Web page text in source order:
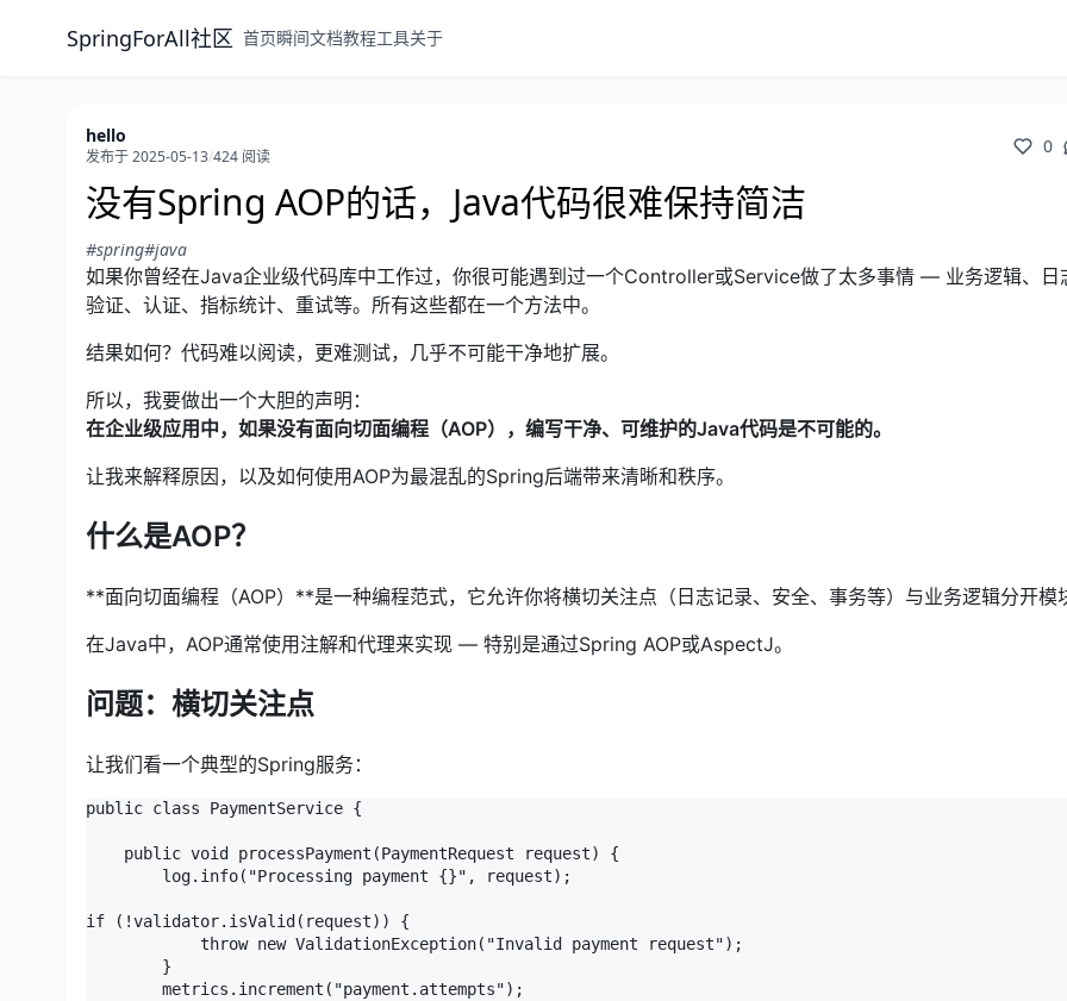
SpringForAll社区 首页瞬间文档教程工具关于
hello
发布于 2025-05-13/424 阅读 0
没有Spring AOP的话，Java代码很难保持简洁
#spring#java
如果你曾经在Java企业级代码库中工作过，你很可能遇到过一个Controller或Service做了太多事情 — 业务逻辑、日
验证、认证、指标统计、重试等。所有这些都在一个方法中。
结果如何？代码难以阅读，更难测试，几乎不可能干净地扩展。
所以，我要做出一个大胆的声明：
在企业级应用中，如果没有面向切面编程（AOP），编写干净、可维护的Java代码是不可能的。
让我来解释原因，以及如何使用AOP为最混乱的Spring后端带来清晰和秩序。
什么是AOP？
**面向切面编程（AOP）**是一种编程范式，它允许你将横切关注点（日志记录、安全、事务等）与业务逻辑分开模
在Java中，AOP通常使用注解和代理来实现 — 特别是通过Spring AOP或AspectJ。
问题：横切关注点
让我们看一个典型的Spring服务：
public class PaymentService {
public void processPayment(PaymentRequest request) {
log.info("Processing payment {}", request);
if (!validator.isValid(request)) {
throw new ValidationException("Invalid payment request");
}
metrics.increment("payment.attempts");